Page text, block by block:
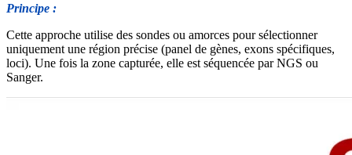
Principe :
Cette approche utilise des sondes ou amorces pour sélectionner
uniquement une région précise (panel de gènes, exons spécifiques,
loci). Une fois la zone capturée, elle est séquencée par NGS ou
Sanger.